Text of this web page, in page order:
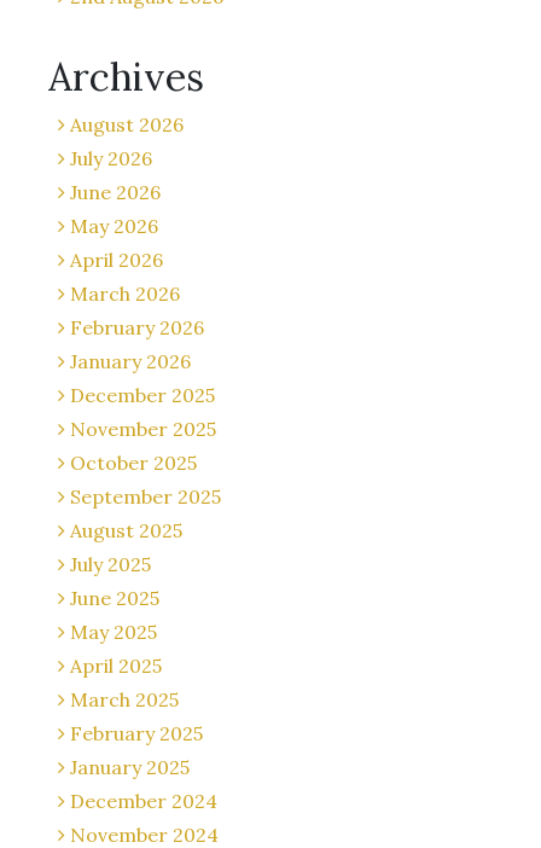
Archives
August 2026
July 2026
June 2026
May 2026
April 2026
March 2026
February 2026
January 2026
December 2025
November 2025
October 2025
September 2025
August 2025
July 2025
June 2025
May 2025
April 2025
March 2025
February 2025
January 2025
December 2024
November 2024